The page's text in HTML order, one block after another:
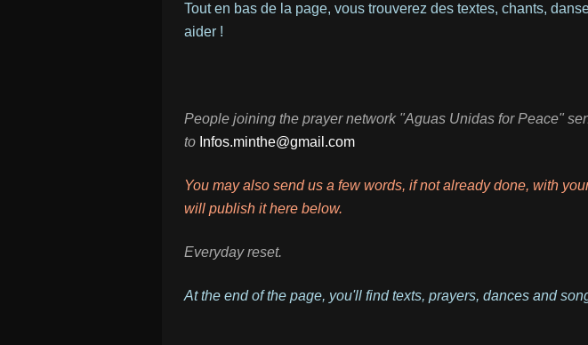
Tout en bas de la page, vous trouverez des textes, chants,
aider !
People joining the prayer network "Aguas Unidas for Peace"
to Infos.minthe@gmail.com
You may also send us a few words, if not already done, with
will publish it here below.
Everyday reset.
At the end of the page, you'll find texts, prayers, dances and